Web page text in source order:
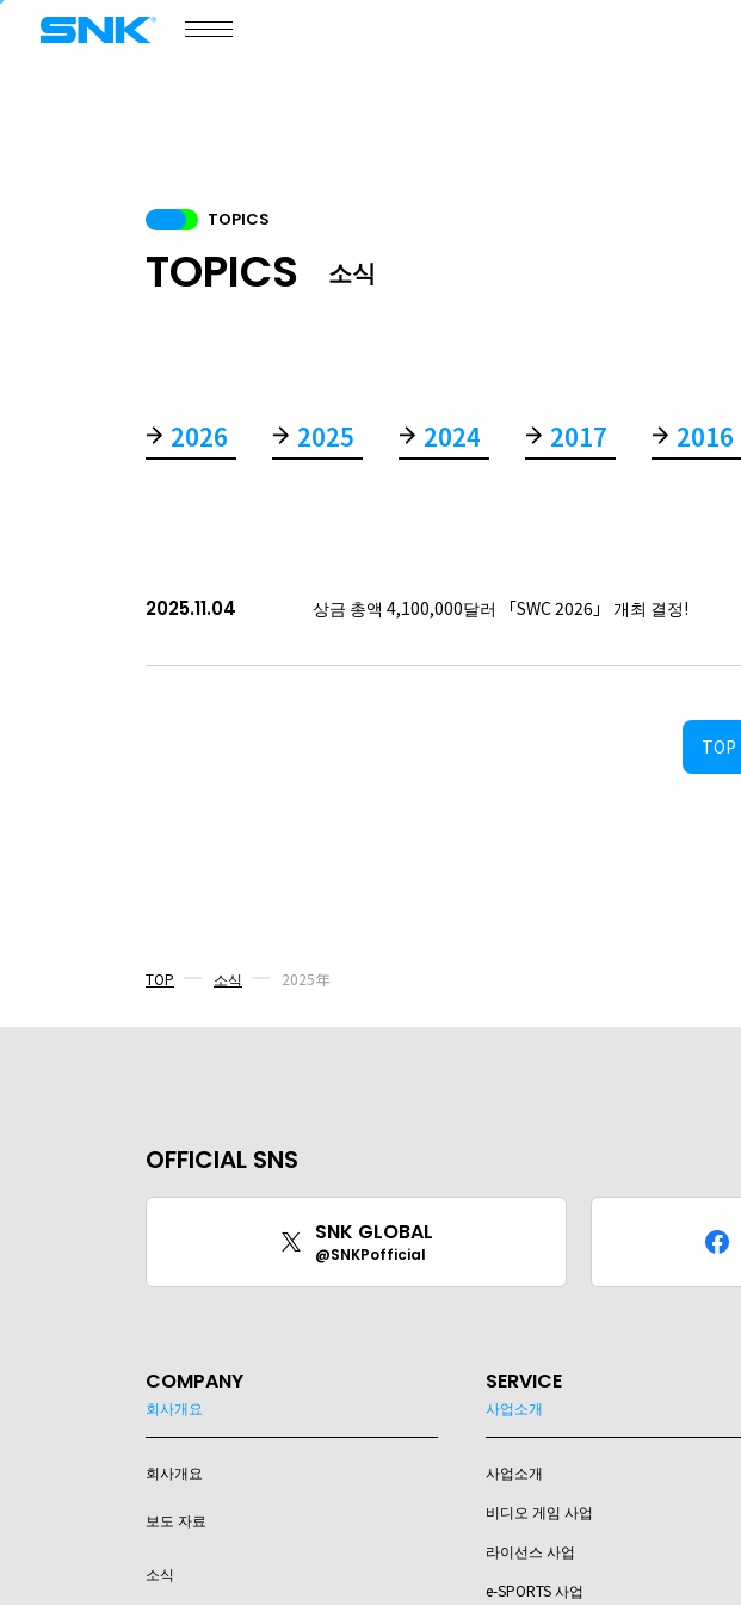
게임 정보 포털 사이트
보도 자료
소식
라이선스 사업
e-SPORTS 사업
TOPICS
TOPICS 소식
2026 2025 2024 2017 2016
2025.11.04 상금 총액 4,100,000달러 「SWC 2026」 개최 결정!
TOP
TOP 소식 2025年
OFFICIAL SNS
SNK GLOBAL
@SNKPofficial
COMPANY
회사개요
회사개요
보도 자료
소식
SERVICE
사업소개
사업소개
비디오 게임 사업
라이선스 사업
e-SPORTS 사업